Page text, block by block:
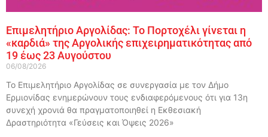
Επιμελητήριο Αργολίδας: Το Πορτοχέλι γίνεται η
«καρδιά» της Αργολικής επιχειρηματικότητας από
19 έως 23 Αυγούστου
06/08/2026
Το Επιμελητήριο Αργολίδας σε συνεργασία με τον Δήμο
Ερμιονίδας ενημερώνουν τους ενδιαφερόμενους ότι για 13η
συνεχή χρονιά θα πραγματοποιηθεί η Εκθεσιακή
Δραστηριότητα «Γεύσεις και Όψεις 2026»